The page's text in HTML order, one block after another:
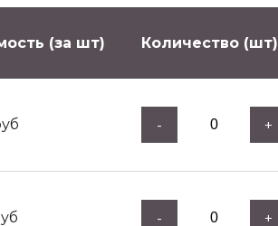
(за шт) Количество (шт)
- +
- +